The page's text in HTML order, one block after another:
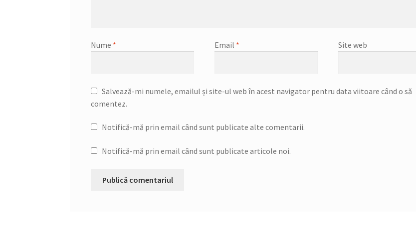
Nume * Email * Site web
Salvează-mi numele, emailul și site-ul web în acest navigator pentru data viitoare când o să
comentez.
Notifică-mă prin email când sunt publicate alte comentarii.
Notifică-mă prin email când sunt publicate articole noi.